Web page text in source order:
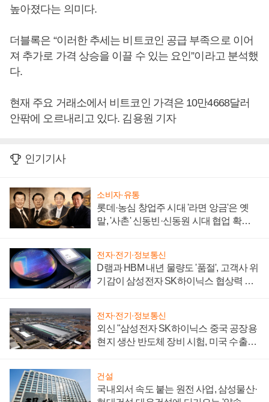
높아졌다는 의미다.
더블록은 “이러한 추세는 비트코인 공급 부족으로 이어
져 추가로 가격 상승을 이끌 수 있는 요인”이라고 분석했
다.
현재 주요 거래소에서 비트코인 가격은 10만4668달러
안팎에 오르내리고 있다. 김용원 기자
인기기사
소비자·유통
롯데·농심 창업주 시대 '라면 앙금'은 옛
말, '사촌' 신동빈·신동원 시대 협업 확대
전자·전기·정보통신
D램과 HBM 내년 물량도 '품절', 고객사 위
기감이 삼성전자 SK하이닉스 협상력 더
전자·전기·정보통신
외신 "삼성전자 SK하이닉스 중국 공장용
현지 생산 반도체 장비 시험, 미국 수출통
건설
국내외서 속도 붙는 원전 사업, 삼성물산·